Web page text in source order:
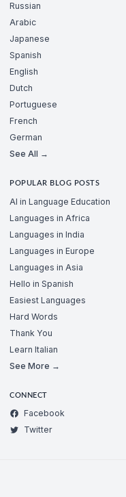
Russian
Arabic
Japanese
Spanish
English
Dutch
Portuguese
French
German
See All →
POPULAR BLOG POSTS
AI in Language Education
Languages in Africa
Languages in India
Languages in Europe
Languages in Asia
Hello in Spanish
Easiest Languages
Hard Words
Thank You
Learn Italian
See More →
CONNECT
Facebook
Twitter